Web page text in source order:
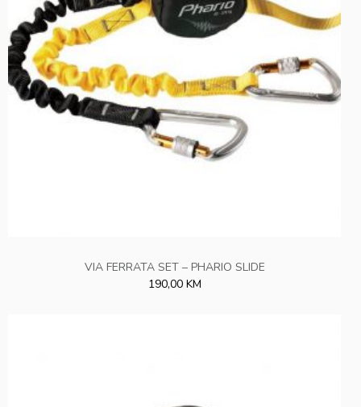
VIA FERRATA SET – PHARIO SLIDE
190,00 KM